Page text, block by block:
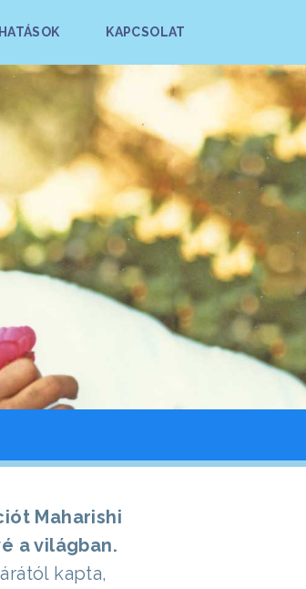
KAPCSOLAT
Maharishi
a világban.
kapta,